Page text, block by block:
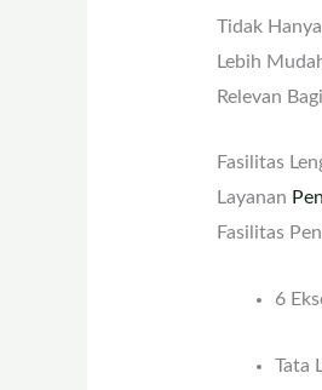
Tidak
Lebih
Relevan Bagi
Fasilitas
Layanan
Fasilitas
6
Tata